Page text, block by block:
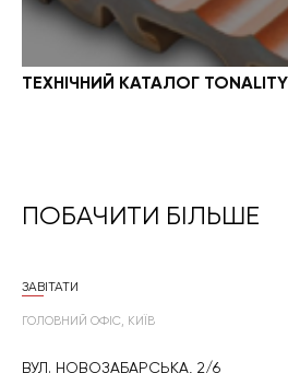
ТЕХНІЧНИЙ КАТАЛОГ TONALITY
ПОБАЧИТИ БІЛЬШЕ
ЗАВІТАТИ
ГОЛОВНИЙ ОФІС, КИЇВ
ВУЛ. НОВОЗАБАРСЬКА, 2/6